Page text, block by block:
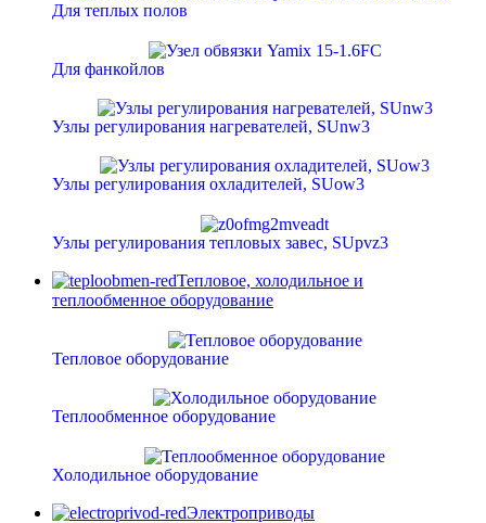
Для теплых полов
Для фанкойлов
Узлы регулирования нагревателей, SUnw3
Узлы регулирования охладителей, SUow3
Узлы регулирования тепловых завес, SUpvz3
Тепловое, холодильное и
теплообменное оборудование
Тепловое оборудование
Теплообменное оборудование
Холодильное оборудование
Электроприводы